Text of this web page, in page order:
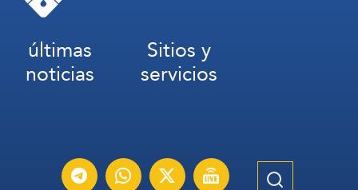
últimas
noticias
Sitios y
servicios